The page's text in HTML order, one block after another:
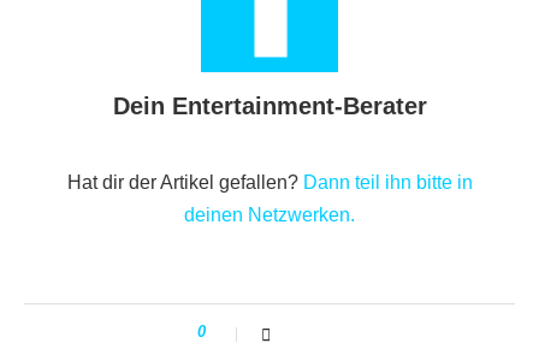
Dein Entertainment-Berater
Hat dir der Artikel gefallen? Dann teil ihn bitte in
deinen Netzwerken.
0